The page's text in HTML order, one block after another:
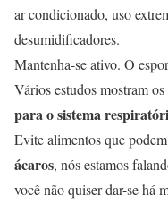
ar condicionado, uso
desumidificadores.
Mantenha-se ativo. O
Vários estudos mostram
para o sistema
Evite alimentos que
ácaros, nós estamos
você não quiser dar-se há